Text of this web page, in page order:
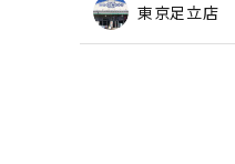
東京足立店